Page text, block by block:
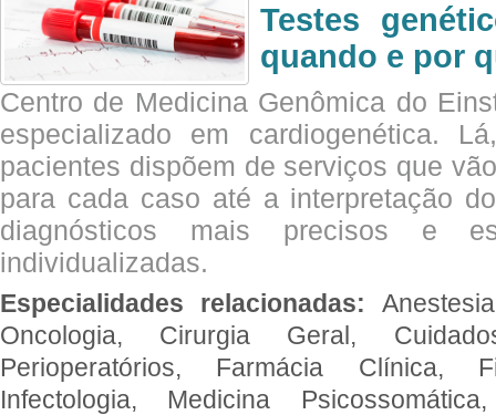
Testes
quando e por
Centro de Medicina Genômica do
especializado em cardiogenética.
pacientes dispõem de serviços que
para cada caso até a interpretação
diagnósticos mais precisos e
individualizadas.
Especialidades relacionadas:
Oncologia, Cirurgia Geral,
Perioperatórios, Farmácia Clínica,
Infectologia, Medicina